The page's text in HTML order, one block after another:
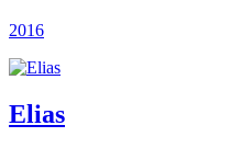
2016
Elias